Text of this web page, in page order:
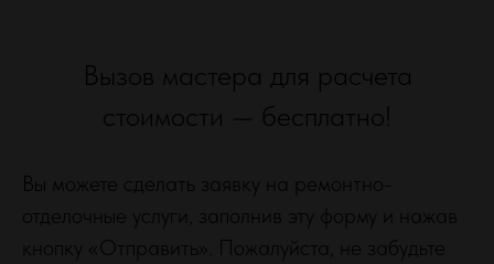
Вызов мастера для расчета
стоимости — бесплатно!
Вы можете сделать заявку на ремо нтно-
отделочные услуги, заполнив эту форму и нажав
кнопку «Отправить». Пожалуйста, не забудьте